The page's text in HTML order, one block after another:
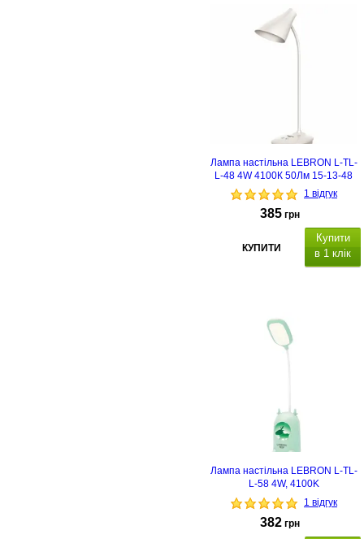
Лампа настільна LEBRON L-TL-
L-48 4W 4100К 50Лм 15-13-48
1 відгук
385 грн
КУПИТИ
Купити
в 1 клік
, розміри: 363х119.
Лампа настільна LEBRON L-TL-
L-58 4W, 4100K
1 відгук
382 грн